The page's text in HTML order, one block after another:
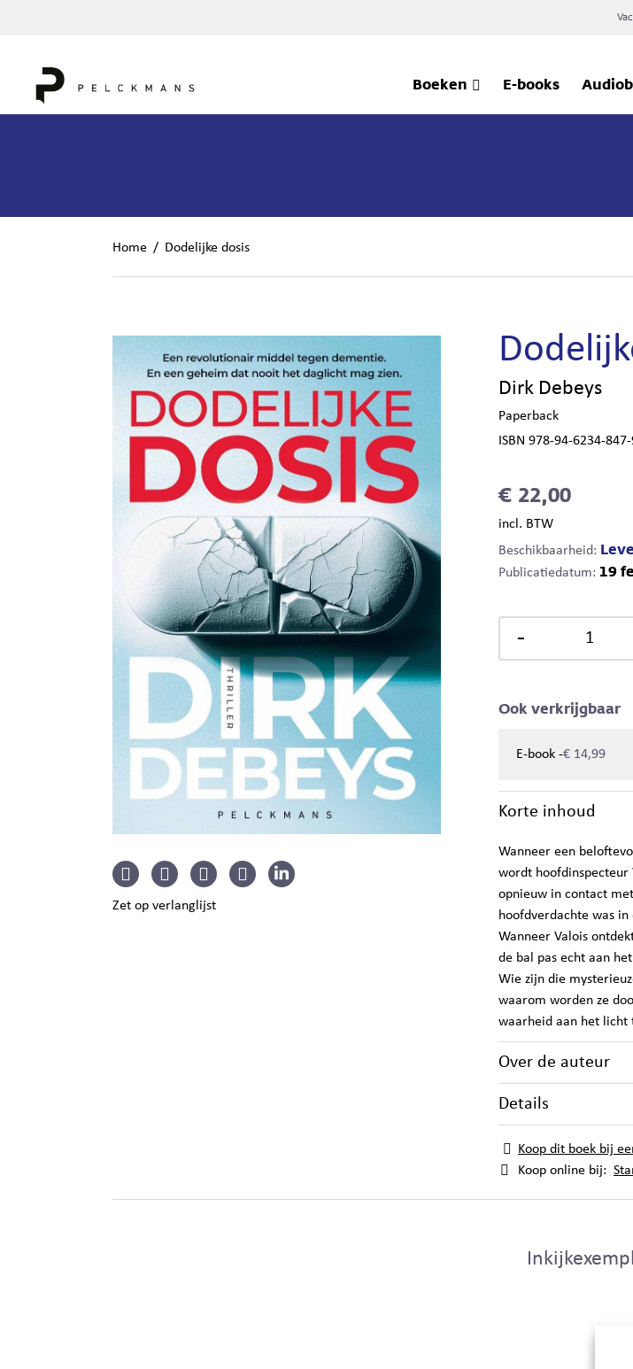
Boeken E-books
Home / Dodelijke dosis
Zet op verlanglijst
Dirk Debeys
Paperback
ISBN 978-94-6234-
€ 22,00
incl. BTW
Beschikbaarheid:
Publicatiedatum: 19
-
Ook verkrijgbaar
E-book -€ 14,99
Korte inhoud
Wanneer een
wordt hoofdinspecteur
opnieuw in contact
hoofdverdachte was
Wanneer Valois
de bal pas echt aan
Wie zijn die
waarom worden ze
waarheid aan het licht
Over de auteur
Details
Koop dit boek bij
Koop online bij: